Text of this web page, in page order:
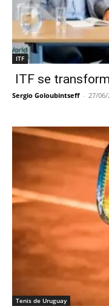
ITF
ITF se
Sergio Goloubintseff - 27/
Tenis de Uruguay